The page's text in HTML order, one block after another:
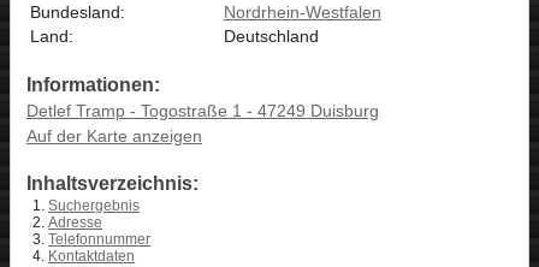
Bundesland:
Nordrhein-Westfalen
Land:
Deutschland
Informationen:
Detlef Tramp - Togostraße 1 - 47249 Duisburg
Auf der Karte anzeigen
Inhaltsverzeichnis:
Suchergebnis
Adresse
Telefonnummer
Kontaktdaten